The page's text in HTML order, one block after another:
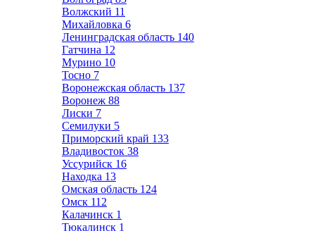
Волжский 11
Михайловка 6
Ленинградская область 140
Гатчина 12
Мурино 10
Тосно 7
Воронежская область 137
Воронеж 88
Лиски 7
Семилуки 5
Приморский край 133
Владивосток 38
Уссурийск 16
Находка 13
Омская область 124
Омск 112
Калачинск 1
Тюкалинск 1